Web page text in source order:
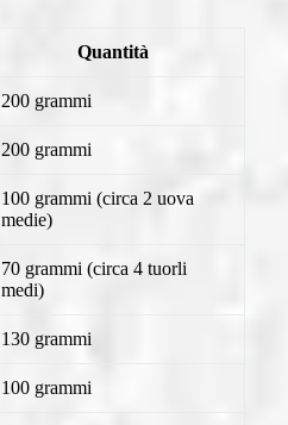
Quantità
200 grammi
200 grammi
100 grammi (circa 2 uova
medie)
70 grammi (circa 4 tuorli
medi)
130 grammi
100 grammi